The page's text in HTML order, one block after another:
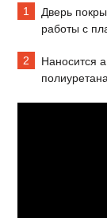
Дверь
работы с
Наносится